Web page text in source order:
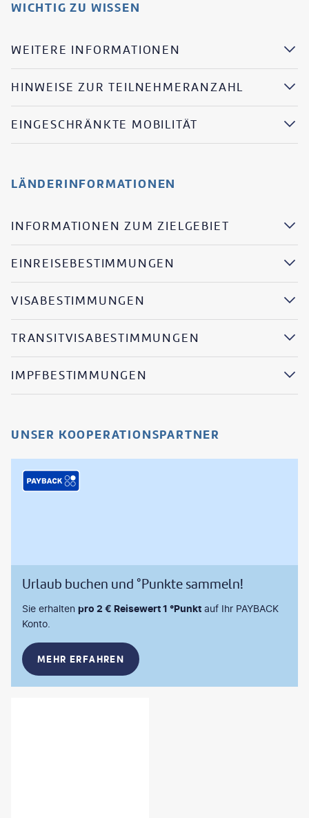
WICHTIG ZU WISSEN
WEITERE INFORMATIONEN
HINWEISE ZUR TEILNEHMERANZAHL
EINGESCHRÄNKTE MOBILITÄT
LÄNDERINFORMATIONEN
INFORMATIONEN ZUM ZIELGEBIET
EINREISEBESTIMMUNGEN
VISABESTIMMUNGEN
TRANSITVISABESTIMMUNGEN
IMPFBESTIMMUNGEN
UNSER KOOPERATIONSPARTNER
Urlaub buchen und °Punkte sammeln!
Sie erhalten pro 2 € Reisewert 1 °Punkt auf Ihr PAYBACK
Konto.
MEHR ERFAHREN